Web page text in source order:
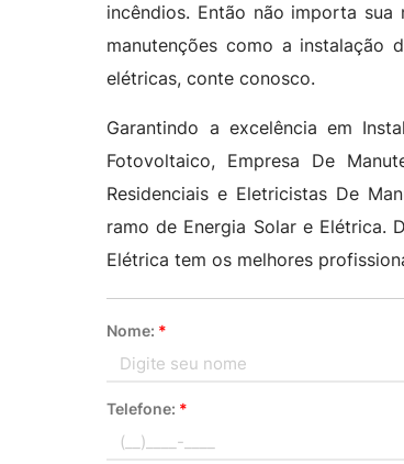
incêndios. Então não importa sua
manutenções como a instalação
elétricas, conte conosco.
Garantindo a excelência em
Fotovoltaico, Empresa De
Residenciais e Eletricistas De
ramo de Energia Solar e Elétrica.
Elétrica tem os melhores
Nome: *
Telefone: *